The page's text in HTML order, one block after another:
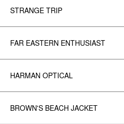
STRANGE TRIP
FAR EASTERN ENTHUSIAST
HARMAN OPTICAL
BROWN'S BEACH JACKET